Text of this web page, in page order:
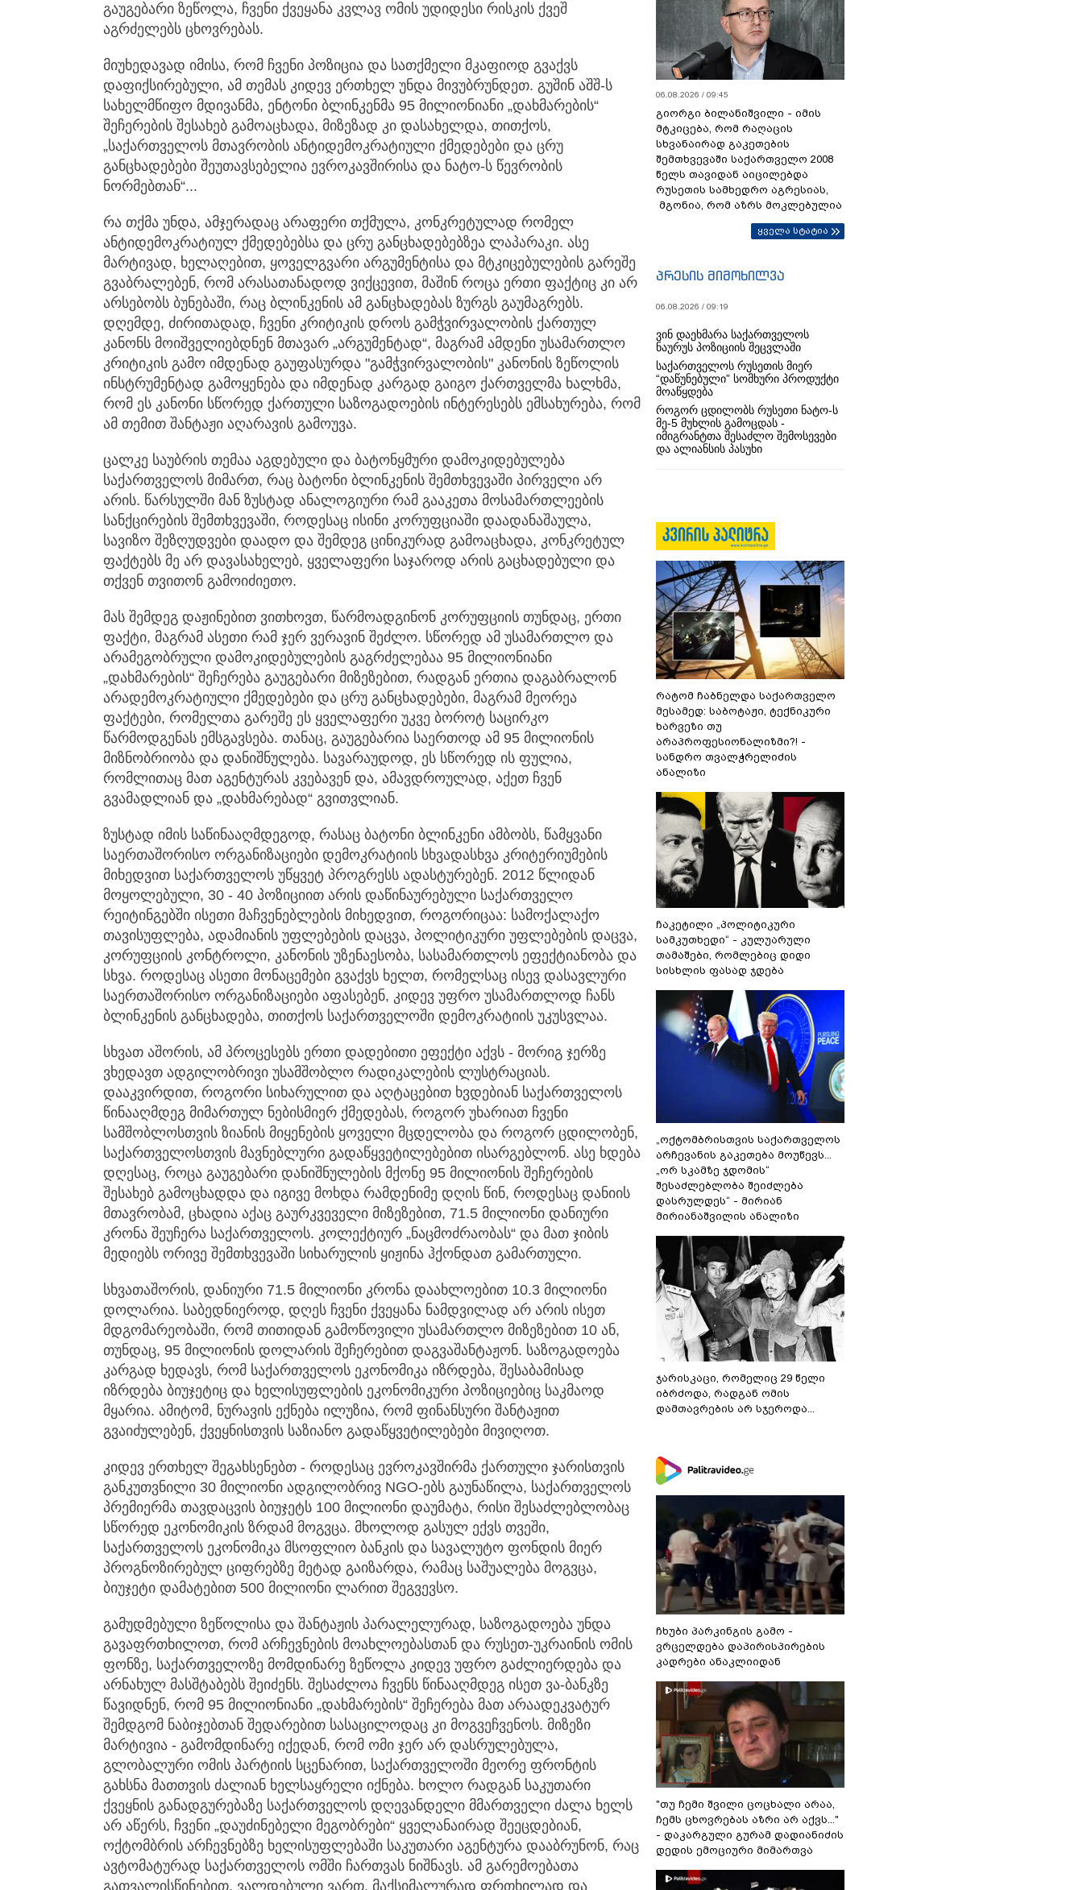
გაუგებარი ზეწოლა, ჩვენი ქვეყანა კვლავ ომის უდიდესი რისკის ქვეშ
აგრძელებს ცხოვრებას.
მიუხედავად იმისა, რომ ჩვენი პოზიცია და სათქმელი მკაფიოდ გვაქვს
დაფიქსირებული, ამ თემას კიდევ ერთხელ უნდა მივუბრუნდეთ. გუშინ აშშ-ს
სახელმწიფო მდივანმა, ენტონი ბლინკენმა 95 მილიონიანი „დახმარების“
შეჩერების შესახებ გამოაცხადა, მიზეზად კი დასახელდა, თითქოს,
„საქართველოს მთავრობის ანტიდემოკრატიული ქმედებები და ცრუ
განცხადებები შეუთავსებელია ევროკავშირისა და ნატო-ს წევრობის
ნორმებთან“...
რა თქმა უნდა, ამჯერადაც არაფერი თქმულა, კონკრეტულად რომელ
ანტიდემოკრატიულ ქმედებებსა და ცრუ განცხადებებზეა ლაპარაკი. ასე
მარტივად, ხელაღებით, ყოველგვარი არგუმენტისა და მტკიცებულების გარეშე
გვაბრალებენ, რომ არასათანადოდ ვიქცევით, მაშინ როცა ერთი ფაქტიც კი არ
არსებობს ბუნებაში, რაც ბლინკენის ამ განცხადებას ზურგს გაუმაგრებს.
დღემდე, ძირითადად, ჩვენი კრიტიკის დროს გამჭვირვალობის ქართულ
კანონს მოიშველიებდნენ მთავარ „არგუმენტად“, მაგრამ ამდენი უსამართლო
კრიტიკის გამო იმდენად გაუფასურდა "გამჭვირვალობის" კანონის ზეწოლის
ინსტრუმენტად გამოყენება და იმდენად კარგად გაიგო ქართველმა ხალხმა,
რომ ეს კანონი სწორედ ქართული საზოგადოების ინტერესებს ემსახურება, რომ
ამ თემით შანტაჟი აღარავის გამოუვა.
ცალკე საუბრის თემაა აგდებული და ბატონყმური დამოკიდებულება
საქართველოს მიმართ, რაც ბატონი ბლინკენის შემთხვევაში პირველი არ
არის. წარსულში მან ზუსტად ანალოგიური რამ გააკეთა მოსამართლეების
სანქცირების შემთხვევაში, როდესაც ისინი კორუფციაში დაადანაშაულა,
სავიზო შეზღუდვები დაადო და შემდეგ ცინიკურად გამოაცხადა, კონკრეტულ
ფაქტებს მე არ დავასახელებ, ყველაფერი საჯაროდ არის გაცხადებული და
თქვენ თვითონ გამოიძიეთო.
მას შემდეგ დაჟინებით ვითხოვთ, წარმოადგინონ კორუფციის თუნდაც, ერთი
ფაქტი, მაგრამ ასეთი რამ ჯერ ვერავინ შეძლო. სწორედ ამ უსამართლო და
არამეგობრული დამოკიდებულების გაგრძელებაა 95 მილიონიანი
„დახმარების“ შეჩერება გაუგებარი მიზეზებით, რადგან ერთია დაგაბრალონ
არადემოკრატიული ქმედებები და ცრუ განცხადებები, მაგრამ მეორეა
ფაქტები, რომელთა გარეშე ეს ყველაფერი უკვე ბოროტ საცირკო
წარმოდგენას ემსგავსება. თანაც, გაუგებარია საერთოდ ამ 95 მილიონის
მიზნობრიობა და დანიშნულება. სავარაუდოდ, ეს სწორედ ის ფულია,
რომლითაც მათ აგენტურას კვებავენ და, ამავდროულად, აქეთ ჩვენ
გვამადლიან და „დახმარებად“ გვითვლიან.
ზუსტად იმის საწინააღმდეგოდ, რასაც ბატონი ბლინკენი ამბობს, წამყვანი
საერთაშორისო ორგანიზაციები დემოკრატიის სხვადასხვა კრიტერიუმების
მიხედვით საქართველოს უწყვეტ პროგრესს ადასტურებენ. 2012 წლიდან
მოყოლებული, 30 - 40 პოზიციით არის დაწინაურებული საქართველო
რეიტინგებში ისეთი მაჩვენებლების მიხედვით, როგორიცაა: სამოქალაქო
თავისუფლება, ადამიანის უფლებების დაცვა, პოლიტიკური უფლებების დაცვა,
კორუფციის კონტროლი, კანონის უზენაესობა, სასამართლოს ეფექტიანობა და
სხვა. როდესაც ასეთი მონაცემები გვაქვს ხელთ, რომელსაც ისევ დასავლური
საერთაშორისო ორგანიზაციები აფასებენ, კიდევ უფრო უსამართლოდ ჩანს
ბლინკენის განცხადება, თითქოს საქართველოში დემოკრატიის უკუსვლაა.
სხვათ აშორის, ამ პროცესებს ერთი დადებითი ეფექტი აქვს - მორიგ ჯერზე
ვხედავთ ადგილობრივი უსამშობლო რადიკალების ლუსტრაციას.
დააკვირდით, როგორი სიხარულით და აღტაცებით ხვდებიან საქართველოს
წინააღმდეგ მიმართულ ნებისმიერ ქმედებას, როგორ უხარიათ ჩვენი
სამშობლოსთვის ზიანის მიყენების ყოველი მცდელობა და როგორ ცდილობენ,
საქართველოსთვის მავნებლური გადაწყვეტილებებით ისარგებლონ. ასე ხდება
დღესაც, როცა გაუგებარი დანიშნულების მქონე 95 მილიონის შეჩერების
შესახებ გამოცხადდა და იგივე მოხდა რამდენიმე დღის წინ, როდესაც დანიის
მთავრობამ, ცხადია აქაც გაურკვეველი მიზეზებით, 71.5 მილიონი დანიური
კრონა შეუჩერა საქართველოს. კოლექტიურ „ნაცმოძრაობას“ და მათ ჯიბის
მედიებს ორივე შემთხვევაში სიხარულის ყიჟინა ჰქონდათ გამართული.
სხვათაშორის, დანიური 71.5 მილიონი კრონა დაახლოებით 10.3 მილიონი
დოლარია. საბედნიეროდ, დღეს ჩვენი ქვეყანა ნამდვილად არ არის ისეთ
მდგომარეობაში, რომ თითიდან გამოწოვილი უსამართლო მიზეზებით 10 ან,
თუნდაც, 95 მილიონის დოლარის შეჩერებით დაგვაშანტაჟონ. საზოგადოება
კარგად ხედავს, რომ საქართველოს ეკონომიკა იზრდება, შესაბამისად
იზრდება ბიუჯეტიც და ხელისუფლების ეკონომიკური პოზიციებიც საკმაოდ
მყარია. ამიტომ, ნურავის ექნება ილუზია, რომ ფინანსური შანტაჟით
გვაიძულებენ, ქვეყნისთვის საზიანო გადაწყვეტილებები მივიღოთ.
კიდევ ერთხელ შეგახსენებთ - როდესაც ევროკავშირმა ქართული ჯარისთვის
განკუთვნილი 30 მილიონი ადგილობრივ NGO-ებს გაუნაწილა, საქართველოს
პრემიერმა თავდაცვის ბიუჯეტს 100 მილიონი დაუმატა, რისი შესაძლებლობაც
სწორედ ეკონომიკის ზრდამ მოგვცა. მხოლოდ გასულ ექვს თვეში,
საქართველოს ეკონომიკა მსოფლიო ბანკის და სავალუტო ფონდის მიერ
პროგნოზირებულ ციფრებზე მეტად გაიზარდა, რამაც საშუალება მოგვცა,
ბიუჯეტი დამატებით 500 მილიონი ლარით შეგვევსო.
გამუდმებული ზეწოლისა და შანტაჟის პარალელურად, საზოგადოება უნდა
გავაფრთხილოთ, რომ არჩევნების მოახლოებასთან და რუსეთ-უკრაინის ომის
ფონზე, საქართველოზე მომდინარე ზეწოლა კიდევ უფრო გაძლიერდება და
არნახულ მასშტაბებს შეიძენს. შესაძლოა ჩვენს წინააღმდეგ ისეთ ვა-ბანკზე
წავიდნენ, რომ 95 მილიონიანი „დახმარების“ შეჩერება მათ არაადეკვატურ
შემდგომ ნაბიჯებთან შედარებით სასაცილოდაც კი მოგვეჩვენოს. მიზეზი
მარტივია - გამომდინარე იქედან, რომ ომი ჯერ არ დასრულებულა,
გლობალური ომის პარტიის სცენარით, საქართველოში მეორე ფრონტის
გახსნა მათთვის ძალიან ხელსაყრელი იქნება. ხოლო რადგან საკუთარი
ქვეყნის განადგურებაზე საქართველოს დღევანდელი მმართველი ძალა ხელს
არ აწერს, ჩვენი „დაუძინებელი მეგობრები“ ყველანაირად შეეცდებიან,
ოქტომბრის არჩევნებზე ხელისუფლებაში საკუთარი აგენტურა დააბრუნონ, რაც
ავტომატურად საქართველოს ომში ჩართვას ნიშნავს. ამ გარემოებათა
გათვალისწინებით, ვალდებული ვართ, მაქსიმალურად ფრთხილად და
06.08.2026 / 09:45
გიორგი ბილანიშვილი - იმის
მტკიცება, რომ რაღაცის
სხვანაირად გაკეთების
შემთხვევაში საქართველო 2008
წელს თავიდან აიცილებდა
რუსეთის სამხედრო აგრესიას,
მგონია, რომ აზრს მოკლებულია
ყველა სტატია
პრესის მიმოხილვა
06.08.2026 / 09:19
ვინ დაეხმარა საქართველოს
ნაურუს პოზიციის შეცვლაში
საქართველოს რუსეთის მიერ
“დაწუნებული” სომხური პროდუქტი
მოაწყდება
როგორ ცდილობს რუსეთი ნატო-ს
მე-5 მუხლის გამოცდას -
იმიგრანტთა შესაძლო შემოსევები
და ალიანსის პასუხი
რატომ ჩაბნელდა საქართველო
მესამედ: საბოტაჟი, ტექნიკური
ხარვეზი თუ
არაპროფესიონალიზმი?! -
სანდრო თვალჭრელიძის
ანალიზი
ჩაკეტილი „პოლიტიკური
სამკუთხედი“ - კულუარული
თამაშები, რომლებიც დიდი
სისხლის ფასად ჯდება
„ოქტომბრისთვის საქართველოს
არჩევანის გაკეთება მოუწევს...
„ორ სკამზე ჯდომის“
შესაძლებლობა შეიძლება
დასრულდეს“ - მირიან
მირიანაშვილის ანალიზი
ჯარისკაცი, რომელიც 29 წელი
იბრძოდა, რადგან ომის
დამთავრების არ სჯეროდა...
ჩხუბი პარკინგის გამო -
ვრცელდება დაპირისპირების
კადრები ანაკლიიდან
"თუ ჩემი შვილი ცოცხალი არაა,
ჩემს ცხოვრებას აზრი არ აქვს..."
- დაკარგული გურამ დადიანიძის
დედის ემოციური მიმართვა